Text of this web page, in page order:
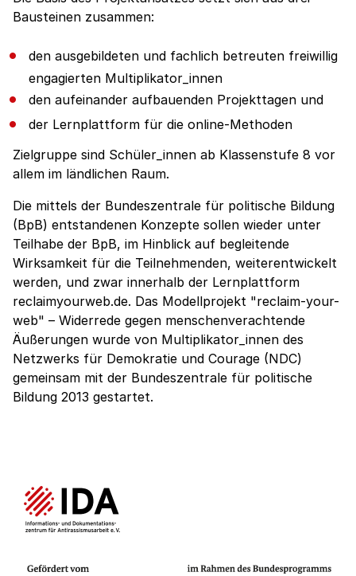
Bausteinen zusammen:
den ausgebildeten und fachlich betreuten freiwillig
engagierten Multiplikator_innen
den aufeinander aufbauenden Projekttagen und
der Lernplattform für die online-Methoden
Zielgruppe sind Schüler_innen ab Klassenstufe 8 vor
allem im ländlichen Raum.
Die mittels der Bundeszentrale für politische Bildung
(BpB) entstandenen Konzepte sollen wieder unter
Teilhabe der BpB, im Hinblick auf begleitende
Wirksamkeit für die Teilnehmenden, weiterentwickelt
werden, und zwar innerhalb der Lernplattform
reclaimyourweb.de. Das Modellprojekt "reclaim-your-
web" – Widerrede gegen menschenverachtende
Äußerungen wurde von Multiplikator_innen des
Netzwerks für Demokratie und Courage (NDC)
gemeinsam mit der Bundeszentrale für politische
Bildung 2013 gestartet.